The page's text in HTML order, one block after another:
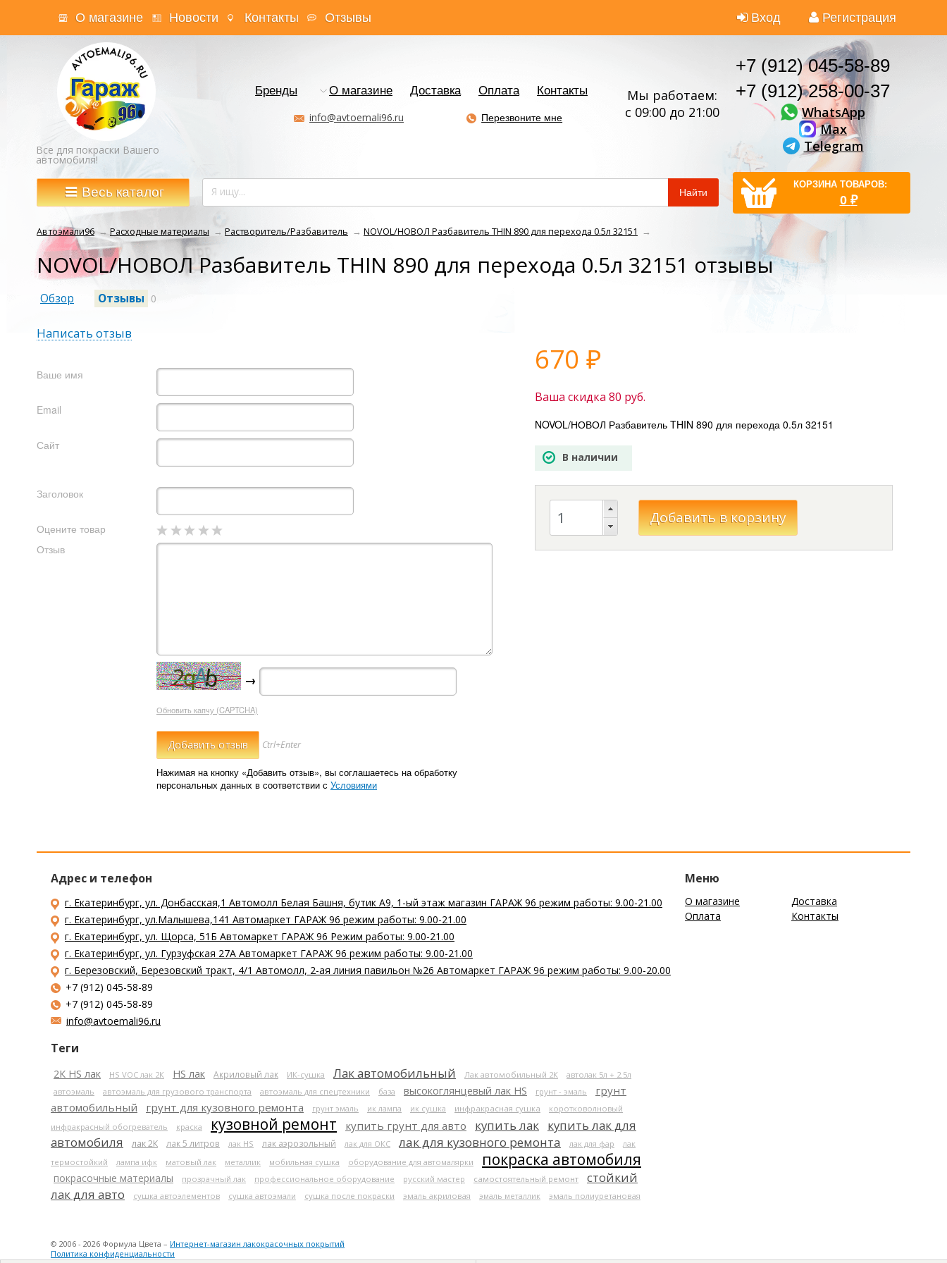
Вход Регистрация
О магазине Новости Контакты Отзывы
Все для покраски Вашего
автомобиля!
Бренды О магазине Доставка Оплата
Контакты
info@avtoemali96.ru
Перезвоните мне
Мы работаем:
с 09:00 до 21:00
+7 (912) 045-58-89
+7 (912) 258-00-37
WhatsApp
Max
Telegram
Весь каталог Найти
КОРЗИНА ТОВАРОВ:
0 ₽
Автоэмали96 →Расходные материалы → Растворитель/Разбавитель → NOVOL/НОВОЛ Разбавитель THIN 890 для перехода 0.5л 32151 →
NOVOL/НОВОЛ Разбавитель THIN 890 для перехода 0.5л 32151 отзывы
Обзор Отзывы 0
670 ₽
Ваша скидка 80 руб.
NOVOL/НОВОЛ Разбавитель THIN 890 для перехода 0.5л 32151
В наличии
Написать отзыв
Ваше имя
Email
Сайт
Заголовок
Оцените товар
Отзыв
→
Обновить капчу (CAPTCHA)
Ctrl+Enter
Нажимая на кнопку «Добавить отзыв», вы соглашаетесь на обработку
персональных данных в соответствии с Условиями
Адрес и телефон
г. Екатеринбург, ул. Донбасская,1 Автомолл Белая Башня, бутик А9, 1-ый этаж магазин ГАРАЖ 96 режим работы: 9.00-21.00
г. Екатеринбург, ул.Малышева,141 Автомаркет ГАРАЖ 96 режим работы: 9.00-21.00
г. Екатеринбург, ул. Щорса, 51Б Автомаркет ГАРАЖ 96 Режим работы: 9.00-21.00
г. Екатеринбург, ул. Гурзуфская 27А Автомаркет ГАРАЖ 96 режим работы: 9.00-21.00
г. Березовский, Березовский тракт, 4/1 Автомолл, 2-ая линия павильон №26 Автомаркет ГАРАЖ 96 режим работы: 9.00-20.00
+7 (912) 045-58-89
+7 (912) 045-58-89
info@avtoemali96.ru
Теги
2К HS лак HS VOC лак 2К HS лак Акриловый лак ИК-сушка Лак автомобильный Лак автомобильный 2К
автолак 5л + 2.5л
автоэмаль
автоэмаль для грузового транспорта автоэмаль для спецтехники база высокоглянцевый лак HS грунт - эмаль
грунт
автомобильный
грунт для кузовного ремонта грунт эмаль ик лампа ик сушка инфракрасная сушка
коротковолновый
инфракрасный обогреватель
краска кузовной ремонт купить грунт для авто купить лак купить лак для
автомобиля
лак 2К лак 5 литров лак HS лак аэрозольный лак для ОКС лак для кузовного ремонта лак для фар
лак
термостойкий
лампа ифк матовый лак металлик мобильная сушка оборудование для автомалярки покраска автомобиля
покрасочные материалы прозрачный лак профессиональное оборудование русский мастер самостоятельный ремонт
стойкий
лак для авто
сушка автоэлементов сушка автоэмали сушка после покраски эмаль акриловая эмаль металлик эмаль полиуретановая
Меню
О магазине
Доставка
Оплата
Контакты
© 2006 - 2026 Формула Цвета – Интернет-магазин лакокрасочных покрытий
Политика конфиденциальности